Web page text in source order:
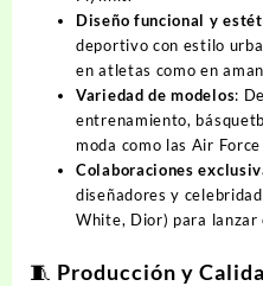
Diseño funcional y
deportivo con estilo
en atletas como en
Variedad de modelos:
entrenamiento,
moda como las Air
Colaboraciones
diseñadores y
White, Dior) para lanzar
🧵 Producción y